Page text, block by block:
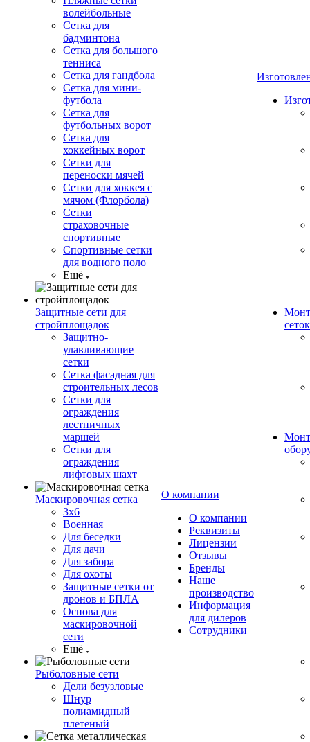
волейбольные
Сетка для
бадминтона
Сетка для большого
тенниса
Сетка для гандбола
Сетка для мини-
футбола
Сетка для
футбольных ворот
Сетка для
хоккейных ворот
Сетки для
переноски мячей
Сетки для хоккея с
мячом (Флорбола)
Сетки
страховочные
спортивные
Спортивные сетки
для водного поло
Ещё
Защитные сети для
стройплощадок
Защитно-
улавливающие
сетки
Сетка фасадная для
строительных лесов
Сетки для
ограждения
лестничных
маршей
Сетки для
ограждения
лифтовых шахт
Маскировочная сетка
3х6
Военная
Для беседки
Для дачи
Для забора
Для охоты
Защитные сетки от
дронов и БПЛА
Основа для
маскировочной
сети
Ещё
Рыболовные сети
Дели безузловые
Шнур
полиамидный
плетеный
О компании
О компании
Реквизиты
Лицензии
Отзывы
Бренды
Наше
производство
Информация
для дилеров
Сотрудники
сеток